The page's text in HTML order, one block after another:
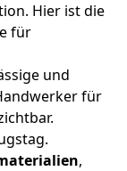
Hier ist die
für
und
für
,